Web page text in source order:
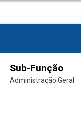
Sub-Função
Administração Geral